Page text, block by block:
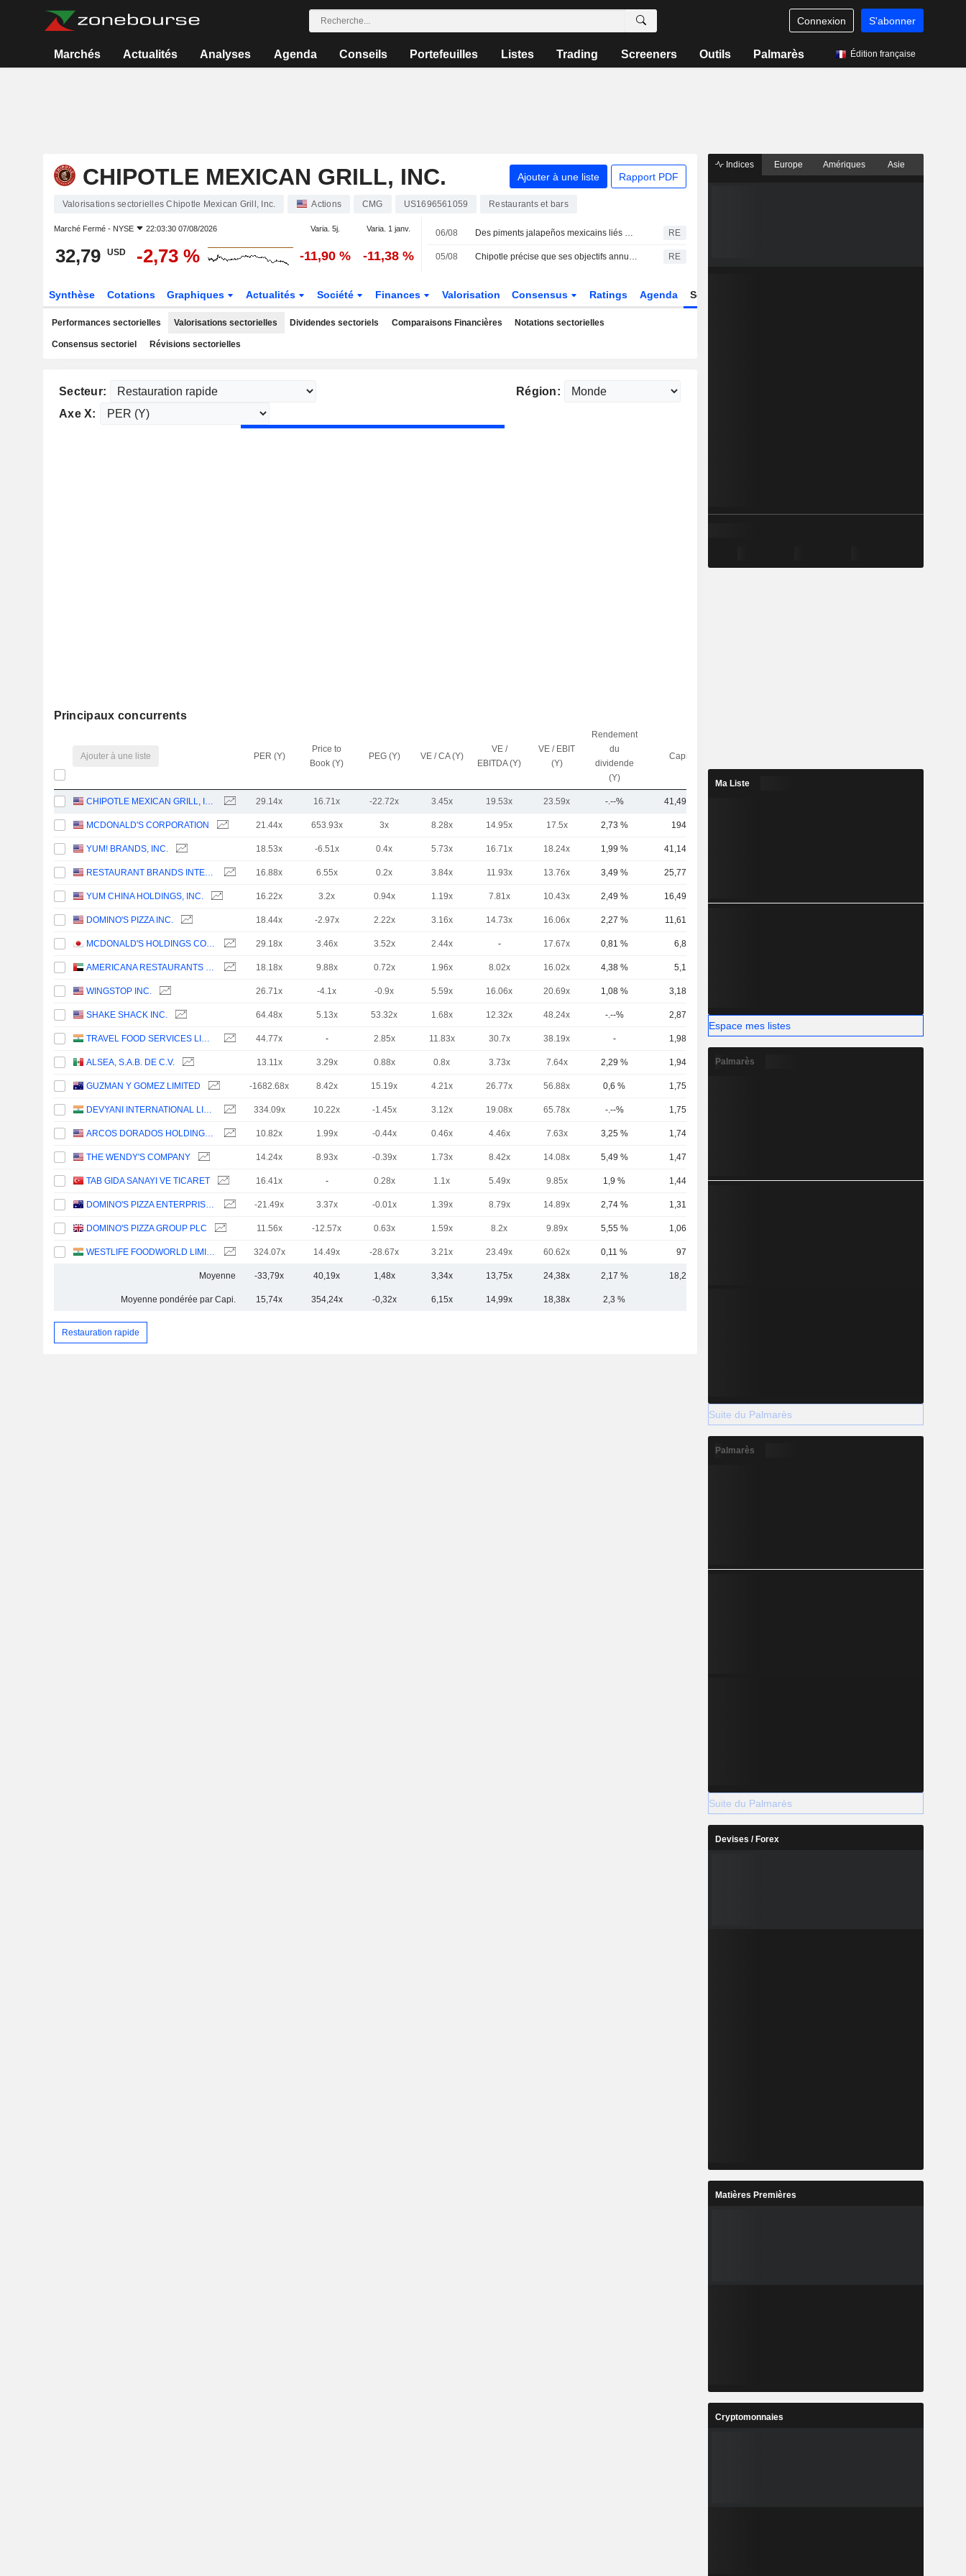
Connexion S'abonner
Marchés Actualités Analyses Agenda Conseils Portefeuilles Listes Trading Screeners Outils Palmarès Édition française
CHIPOTLE MEXICAN GRILL, INC. Ajouter à une liste Rapport PDF
Valorisations sectorielles Chipotle Mexican Grill, Inc. Actions CMG US1696561059 Restaurants et bars
Marché Fermé - NYSE 22:03:30 07/08/2026 Varia. 5j. Varia. 1 janv.
32,79 USD -2,73 % -11,90 % -11,38 %
06/08 Des piments jalapeños mexicains liés à une épidémie de salmonellose dans 27 États américains RE
05/08 Chipotle précise que ses objectifs annuels n'incluent pas l'impact de l'épidémie de salmonellose dans le Minnesota RE
Synthèse Cotations Graphiques Actualités Société Finances Valorisation Consensus Ratings Agenda Secteur
Performances sectorielles Valorisations sectorielles Dividendes sectoriels Comparaisons Financières Notations sectorielles
Consensus sectoriel Révisions sectorielles
Secteur:
Région:
Axe X:
Principaux concurrents
Ajouter à une liste PER (Y)
Price to
Book (Y)
PEG (Y) VE / CA (Y)
VE /
EBITDA (Y)
VE / EBIT
(Y)
Rendement
du
dividende
(Y)
Capi.($)
CHIPOTLE MEXICAN GRILL, INC. 29.14x 16.71x -22.72x 3.45x 19.53x 23.59x -.--% 41,49 Md
MCDONALD'S CORPORATION 21.44x 653.93x 3x 8.28x 14.95x 17.5x 2,73 % 194 Md
YUM! BRANDS, INC. 18.53x -6.51x 0.4x 5.73x 16.71x 18.24x 1,99 % 41,14 Md
RESTAURANT BRANDS INTERNATIONAL INC. 16.88x 6.55x 0.2x 3.84x 11.93x 13.76x 3,49 % 25,77 Md
YUM CHINA HOLDINGS, INC. 16.22x 3.2x 0.94x 1.19x 7.81x 10.43x 2,49 % 16,49 Md
DOMINO'S PIZZA INC. 18.44x -2.97x 2.22x 3.16x 14.73x 16.06x 2,27 % 11,61 Md
MCDONALD'S HOLDINGS COMPANY (JAPAN), LTD. 29.18x 3.46x 3.52x 2.44x - 17.67x 0,81 % 6,8 Md
AMERICANA RESTAURANTS INTERNATIONAL PLC 18.18x 9.88x 0.72x 1.96x 8.02x 16.02x 4,38 % 5,1 Md
WINGSTOP INC. 26.71x -4.1x -0.9x 5.59x 16.06x 20.69x 1,08 % 3,18 Md
SHAKE SHACK INC. 64.48x 5.13x 53.32x 1.68x 12.32x 48.24x -.--% 2,87 Md
TRAVEL FOOD SERVICES LIMITED 44.77x - 2.85x 11.83x 30.7x 38.19x - 1,98 Md
ALSEA, S.A.B. DE C.V. 13.11x 3.29x 0.88x 0.8x 3.73x 7.64x 2,29 % 1,94 Md
GUZMAN Y GOMEZ LIMITED -1682.68x 8.42x 15.19x 4.21x 26.77x 56.88x 0,6 % 1,75 Md
DEVYANI INTERNATIONAL LIMITED 334.09x 10.22x -1.45x 3.12x 19.08x 65.78x -.--% 1,75 Md
ARCOS DORADOS HOLDINGS INC. 10.82x 1.99x -0.44x 0.46x 4.46x 7.63x 3,25 % 1,74 Md
THE WENDY'S COMPANY 14.24x 8.93x -0.39x 1.73x 8.42x 14.08x 5,49 % 1,47 Md
TAB GIDA SANAYI VE TICARET 16.41x - 0.28x 1.1x 5.49x 9.85x 1,9 % 1,44 Md
DOMINO'S PIZZA ENTERPRISES LIMITED -21.49x 3.37x -0.01x 1.39x 8.79x 14.89x 2,74 % 1,31 Md
DOMINO'S PIZZA GROUP PLC 11.56x -12.57x 0.63x 1.59x 8.2x 9.89x 5,55 % 1,06 Md
WESTLIFE FOODWORLD LIMITED 324.07x 14.49x -28.67x 3.21x 23.49x 60.62x 0,11 % 975 M
Moyenne -33,79x 40,19x 1,48x 3,34x 13,75x 24,38x 2,17 % 18,2 Md
Moyenne pondérée par Capi. 15,74x 354,24x -0,32x 6,15x 14,99x 18,38x 2,3 %
Restauration rapide
Indices Europe Amériques Asie
Ma Liste
Espace mes listes
Palmarès
Suite du Palmarès
Palmarès
Suite du Palmarès
Devises / Forex
Matières Premières
Cryptomonnaies